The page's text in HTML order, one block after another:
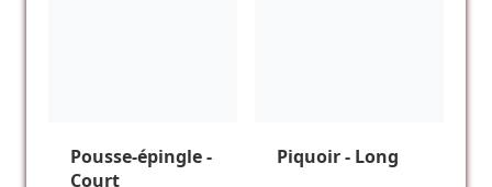
Pousse-épingle -
Court
Piquoir - Long